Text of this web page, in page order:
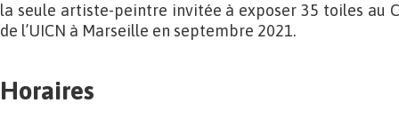
la seule artiste-peintre invitée à exposer 35 toiles au
de l’UICN à Marseille en septembre 2021.
Horaires